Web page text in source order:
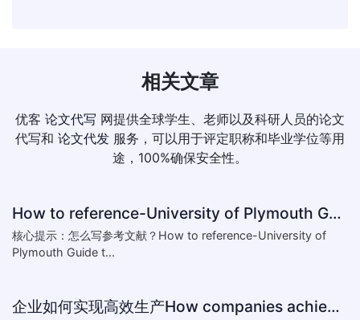
相关文章
优客 论文代写 网提供全球学生、老师以及科研人员的论文
代写和 论文代发 服务，可以用于评定职称和毕业学位等用
途，100%确保安全性。
How to reference-University of Plymouth Guide to Referencing
核心提示：怎么写参考文献？How to reference-University of
Plymouth Guide t...
企业如何实现高效生产How companies achieve efficient production